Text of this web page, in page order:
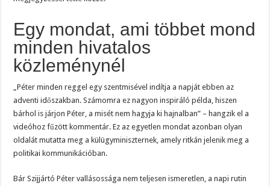
Egy mondat, ami többet mond
minden hivatalos
közleménynél
„Péter minden reggel egy szentmisével indítja a napját ebben az
adventi időszakban. Számomra ez nagyon inspiráló példa, hiszen
bárhol is járjon Péter, a misét nem hagyja ki hajnalban” – hangzik el a
videóhoz fűzött kommentár. Ez az egyetlen mondat azonban olyan
oldalát mutatta meg a külügyminiszternek, amely ritkán jelenik meg a
politikai kommunikációban.
Bár Szijjártó Péter vallásossága nem teljesen ismeretlen, a napi rutin